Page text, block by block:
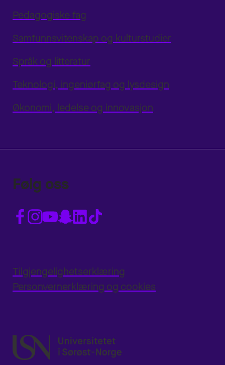
Pedagogiske fag
Samfunnsvitenskap og kulturstudier
Språk og litteratur
Teknologi, ingeniørfag og lysdesign
Økonomi, ledelse og innovasjon
Følg oss
Tilgjengelighetserklæring
Personvernerklæring og cookies